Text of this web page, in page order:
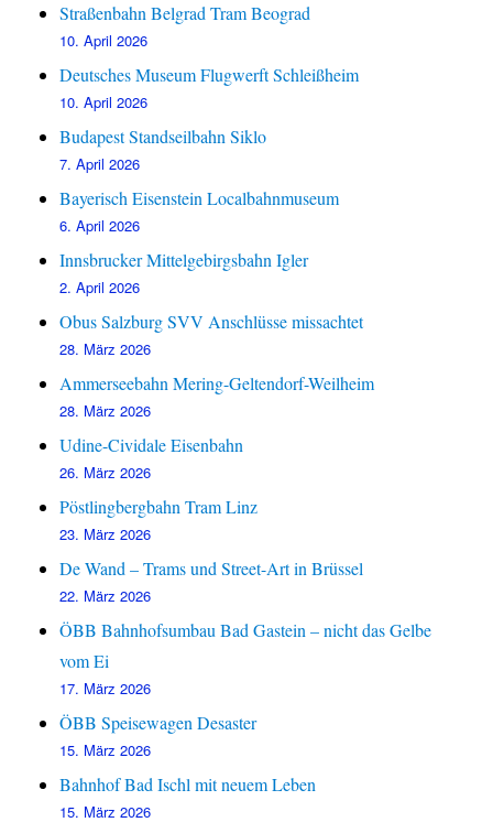
Straßenbahn Belgrad Tram Beograd
10. April 2026
Deutsches Museum Flugwerft Schleißheim
10. April 2026
Budapest Standseilbahn Siklo
7. April 2026
Bayerisch Eisenstein Localbahnmuseum
6. April 2026
Innsbrucker Mittelgebirgsbahn Igler
2. April 2026
Obus Salzburg SVV Anschlüsse missachtet
28. März 2026
Ammerseebahn Mering-Geltendorf-Weilheim
28. März 2026
Udine-Cividale Eisenbahn
26. März 2026
Pöstlingbergbahn Tram Linz
23. März 2026
De Wand – Trams und Street-Art in Brüssel
22. März 2026
ÖBB Bahnhofsumbau Bad Gastein – nicht das Gelbe
vom Ei
17. März 2026
ÖBB Speisewagen Desaster
15. März 2026
Bahnhof Bad Ischl mit neuem Leben
15. März 2026